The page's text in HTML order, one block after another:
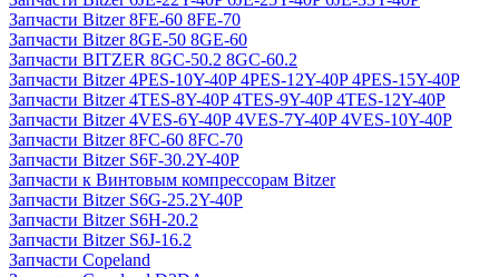
Запчасти Bitzer 8FE-60 8FE-70
Запчасти Bitzer 8GE-50 8GE-60
Запчасти BITZER 8GC-50.2 8GC-60.2
Запчасти Bitzer 4PES-10Y-40P 4PES-12Y-40P 4PES-15Y-40P
Запчасти Bitzer 4TES-8Y-40P 4TES-9Y-40P 4TES-12Y-40P
Запчасти Bitzer 4VES-6Y-40P 4VES-7Y-40P 4VES-10Y-40P
Запчасти Bitzer 8FC-60 8FC-70
Запчасти Bitzer S6F-30.2Y-40P
Запчасти к Винтовым компрессорам Bitzer
Запчасти Bitzer S6G-25.2Y-40P
Запчасти Bitzer S6H-20.2
Запчасти Bitzer S6J-16.2
Запчасти Copeland